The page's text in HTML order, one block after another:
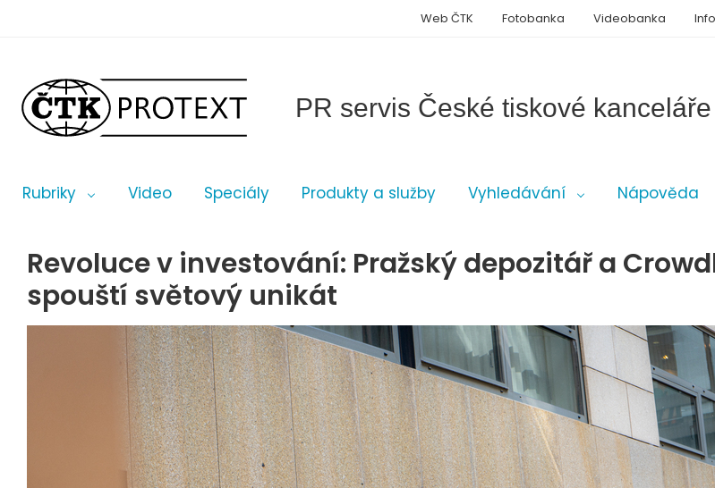
PR servis České tiskové kanceláře
Rubriky Video Speciály Produkty a služby Vyhledávání Nápověda
Web ČTK Fotobanka Videobanka
Revoluce v investování: Pražský depozitář a
spouští světový unikát